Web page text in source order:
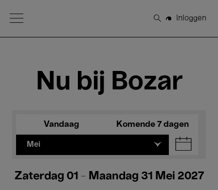
Open Menu
Zoeken
Inloggen
Nu bij Bozar
Vandaag Komende 7 dagen
Mei
Zaterdag 01 - Maandag 31 Mei 2027